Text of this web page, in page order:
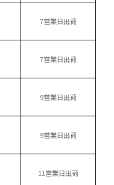
7営業日出荷
7営業日出荷
9営業日出荷
9営業日出荷
11営業日出荷